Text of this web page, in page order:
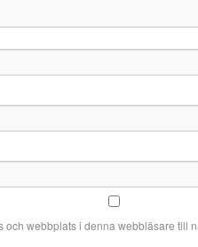
och webbplats i denna webbläsare till